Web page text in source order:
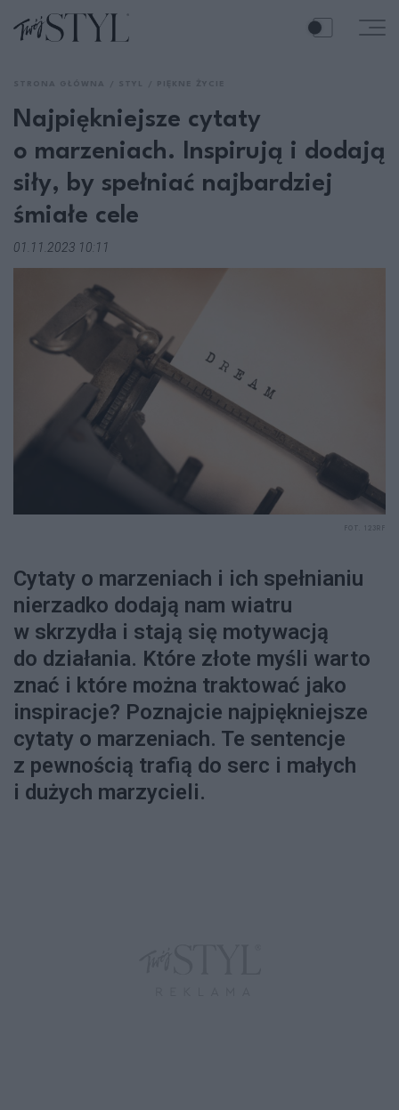
Najpiękniejsze cytaty
o marzeniach. Inspirują i dodają
siły, by spełniać najbardziej
śmiałe cele
01.11.2023 10:11
Cytaty o marzeniach i ich spełnianiu
nierzadko dodają nam wiatru
w skrzydła i stają się motywacją
do działania. Które złote myśli warto
znać i które można traktować jako
inspiracje? Poznajcie najpiękniejsze
cytaty o marzeniach. Te sentencje
z pewnością trafią do serc i małych
i dużych marzycieli.